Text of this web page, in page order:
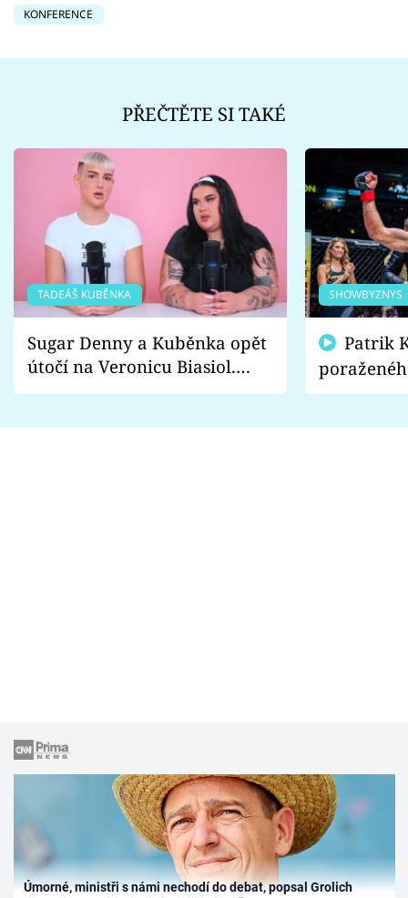
KONFERENCE
PŘEČTĚTE SI TAKÉ
TADEÁŠ KUBĚNKA
Sugar Denny a Kuběnka opět
útočí na Veronicu Biasiol.
Proč je podle nich falešná a
SHOWBYZNYS
fanoušci
Úmorné, ministři s námi nechodí do debat, popsal Grolich